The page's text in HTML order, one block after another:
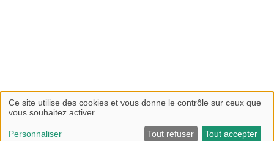
Ce site utilise des cookies et vous donne le contrôle sur ceux que
vous souhaitez activer.
Personnaliser Tout refuser Tout accepter